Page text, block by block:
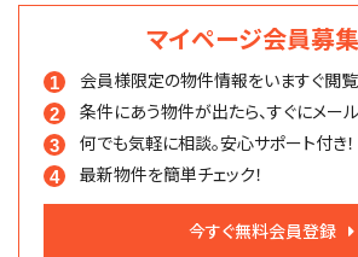
マイページ会員募集
会員様限定の物件情報をいますぐ閲覧
条件にあう物件が出たら、すぐにメー
何でも気軽に相談。安心サポート付き！
最新物件を簡単チェック！
今すぐ無料会員登録